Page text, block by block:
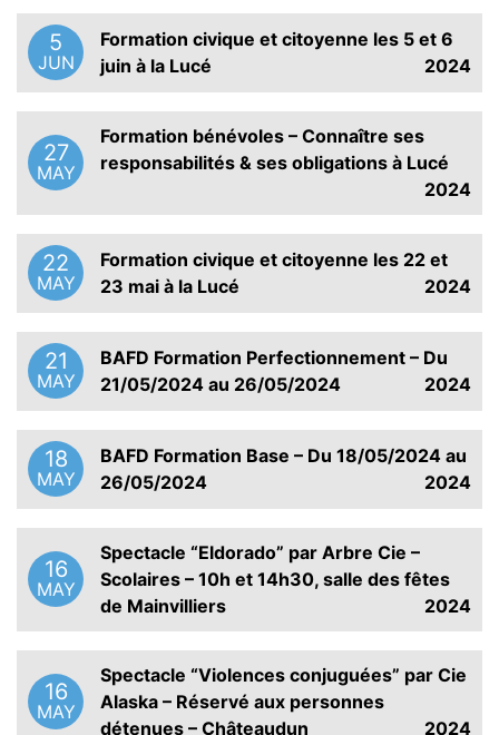
5
JUN
Formation civique et citoyenne les 5 et 6
juin à la Lucé
2024
27
MAY
Formation bénévoles – Connaître ses
responsabilités & ses obligations à Lucé
2024
22
MAY
Formation civique et citoyenne les 22 et
23 mai à la Lucé
2024
21
MAY
BAFD Formation Perfectionnement – Du
21/05/2024 au 26/05/2024
2024
18
MAY
BAFD Formation Base – Du 18/05/2024 au
26/05/2024
2024
16
MAY
Spectacle “Eldorado” par Arbre Cie –
Scolaires – 10h et 14h30, salle des fêtes
de Mainvilliers
2024
16
MAY
Spectacle “Violences conjuguées” par Cie
Alaska – Réservé aux personnes
détenues – Châteaudun
2024